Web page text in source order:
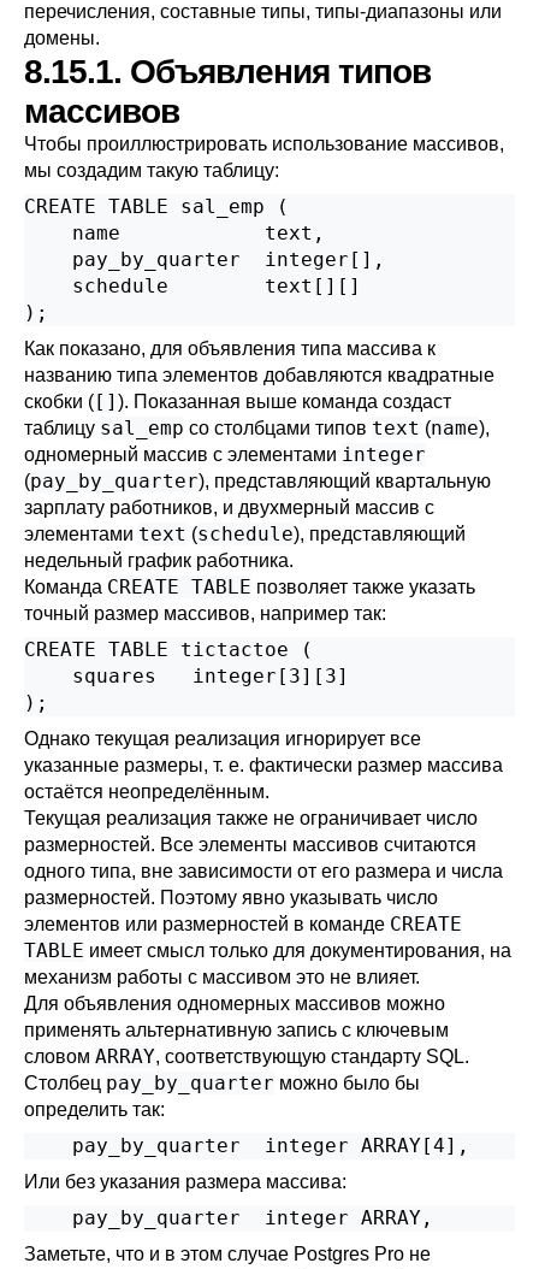
перечисления, составные типы, типы-диапазоны или
домены.
8.15.1. Объявления типов
массивов
Чтобы проиллюстрировать использование массивов,
мы создадим такую таблицу:
CREATE TABLE sal_emp (
    name            text,
    pay_by_quarter  integer[],
    schedule        text[][]
);
Как показано, для объявления типа массива к
названию типа элементов добавляются квадратные
скобки ([] ). Показанная выше команда создаст
таблицу sal_emp со столбцами типов text (name),
одномерный массив с элементами integer
(pay_by_quarter), представляющий квартальную
зарплату работников, и двухмерный массив с
элементами text (schedule), представляющий
недельный график работника.
Команда CREATE TABLE позволяет также указать
точный размер массивов, например так:
CREATE TABLE tictactoe (
    squares   integer[3][3]
);
Однако текущая реализация игнорирует все
указанные размеры, т. е. фактически размер массива
остаётся неопределённым.
Текущая реализация также не ограничивает число
размерностей. Все элементы массивов считаются
одного типа, вне зависимости от его размера и числа
размерностей. Поэтому явно указывать число
элементов или размерностей в команде CREATE
TABLE имеет смысл только для документирования, на
механизм работы с массивом это не влияет.
Для объявления одномерных массивов можно
применять альтернативную запись с ключевым
словом ARRAY, соответствующую стандарту SQL.
Столбец pay_by_quarter можно было бы
определить так:
    pay_by_quarter  integer ARRAY[4],
Или без указания размера массива:
    pay_by_quarter  integer ARRAY,
Заметьте, что и в этом случае Postgres Pro не